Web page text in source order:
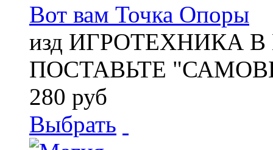
Вот вам Точка Опоры
изд ИГРОТЕХНИКА
ПОСТАВЬТЕ
280 руб
Выбрать